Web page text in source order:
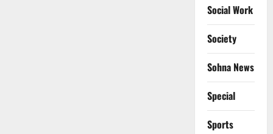
Social Work
Society
Sohna News
Special
Sports